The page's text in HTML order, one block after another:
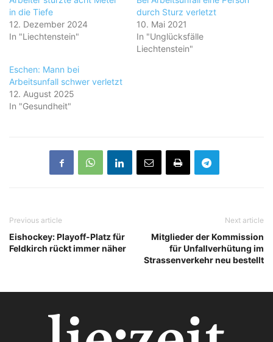
in die Tiefe
12. Dezember 2024
In "Liechtenstein"
durch Sturz verletzt
10. Mai 2021
In "Unglücksfälle
Liechtenstein"
Eschen: Mann bei
Arbeitsunfall schwer verletzt
12. August 2025
In "Gesundheit"
Previous article
Eishockey: Playoff-Platz für
Feldkirch rückt immer näher
Next article
Mitglieder der Kommission
für Unfallverhütung im
Strassenverkehr neu bestellt